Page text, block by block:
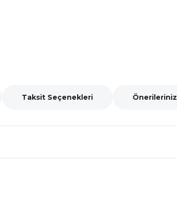
Taksit Seçenekleri Önerileriniz